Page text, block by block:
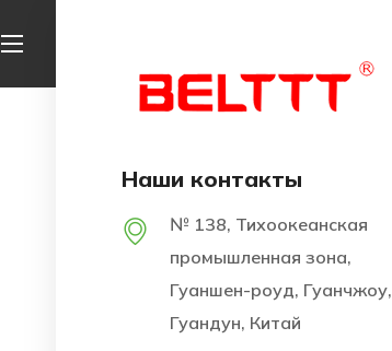
Наши контакты
№ 138, Тихоокеанская
промышленная зона,
Гуаншен-роуд, Гуанчжоу,
Гуандун, Китай